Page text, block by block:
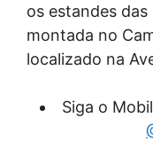
os estandes
montada no
localizado na
Siga o